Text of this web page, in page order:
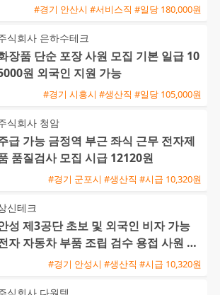
#경기 안산시 #서비스직 #일당 180,000원
식회사 은하수테크
장품 단순 포장 사원 모집 기본 일급 10
원 외국인 지원 가능
#경기 시흥시 #생산직 #일당 105,000원
식회사 청암
급 가능 금정역 부근 좌식 근무 전자제
품질검사 모집 시급 12120원
#경기 군포시 #생산직 #시급 10,320원
신테크
성 제3공단 초보 및 외국인 비자 가능
자 자동차 부품 조립 검수 용접 사원 모
#경기 안성시 #생산직 #시급 10,320원